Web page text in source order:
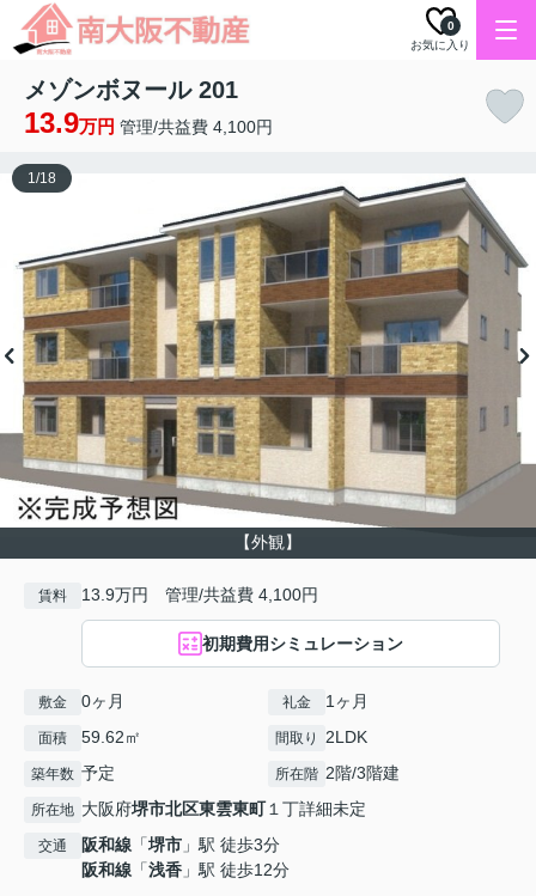
お気に入り
0
メゾンボヌール 201
13.9万円 管理/共益費 4,100円
【外観】
1/18
賃料 13.9万円 管理/共益費 4,100円
初期費用シミュレーション
敷金 0ヶ月 礼金 1ヶ月
面積 59.62㎡ 間取り 2LDK
築年数 予定 所在階 2階/3階建
所在地 大阪府堺市北区東雲東町１丁詳細未定
交通 阪和線 「堺市 」駅 徒歩3分
阪和線 「浅香 」駅 徒歩12分